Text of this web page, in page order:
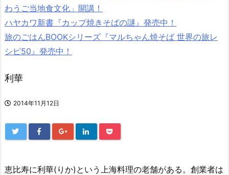
わうご当地食文化」開講！
ハヤカワ新書『カップ焼きそばの謎』発売中！
旅のごはんBOOKシリーズ『マルちゃん焼そば 世界の旅レ
シピ50』発売中！
利華
2014年11月12日
恵比寿に利華(りか)という上海料理の老舗がある。創業者は